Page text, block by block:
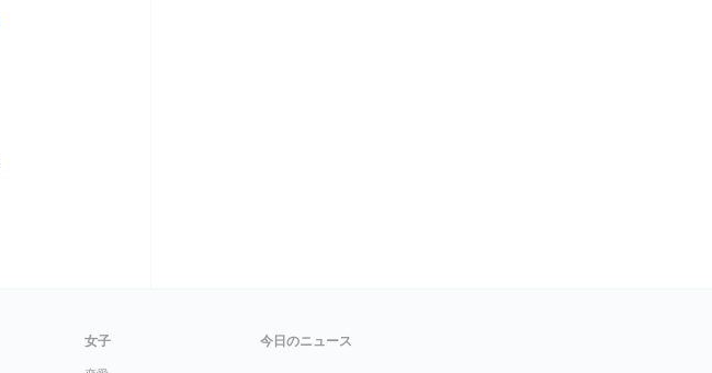
女子 今日のニュース